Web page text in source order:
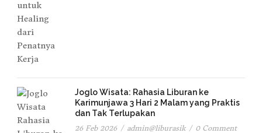
Joglo Wisata: Rahasia Liburan ke
Karimunjawa 3 Hari 2 Malam yang Praktis
dan Tak Terlupakan
26 Feb 2026 / admin@liburasik / 0 Comment